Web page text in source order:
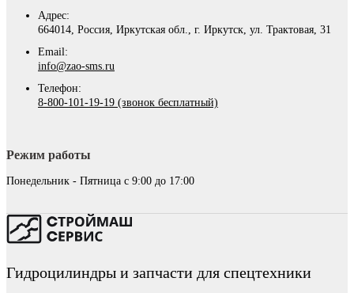
Адрес:
664014, Россия, Иркутская обл., г. Иркутск, ул. Трактовая, 31
Email:
info@zao-sms.ru
Телефон:
8-800-101-19-19 (звонок бесплатный)
Режим работы
Понедельник - Пятница с 9:00 до 17:00
Гидроцилиндры и запчасти для спецтехники